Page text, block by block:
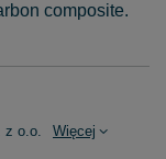
composite.
z o.o. Więcej